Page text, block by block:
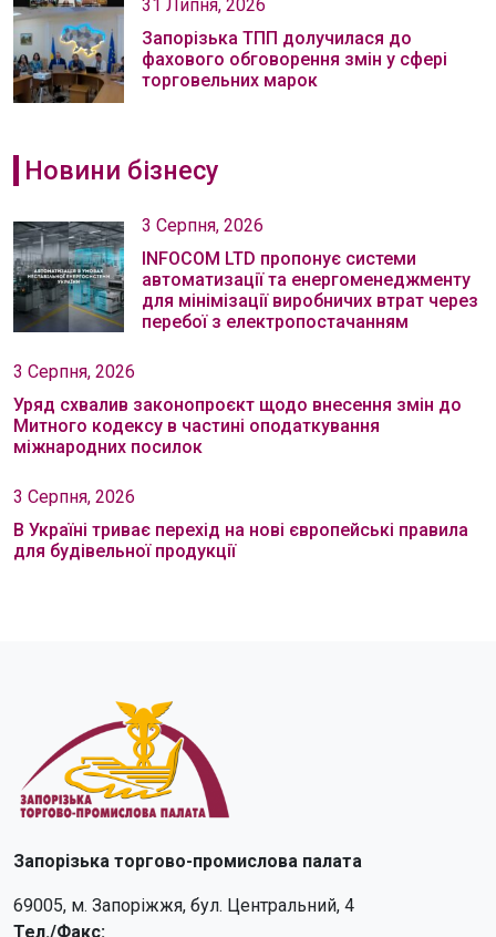
31 Липня, 2026
Запорізька ТПП долучилася до
фахового обговорення змін у сфері
торговельних марок
Новини бізнесу
3 Серпня, 2026
INFOCOM LTD пропонує системи
автоматизації та енергоменеджменту
для мінімізації виробничих втрат через
перебої з електропостачанням
3 Серпня, 2026
Уряд схвалив законопроєкт щодо внесення змін до
Митного кодексу в частині оподаткування
міжнародних посилок
3 Серпня, 2026
В Україні триває перехід на нові європейські правила
для будівельної продукції
Запорізька торгово-промислова палата
69005, м. Запоріжжя, бул. Центральний, 4
Тел./Факс: